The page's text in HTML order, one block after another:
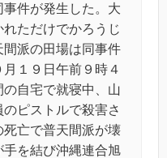
件が発生した。大
ただけでかろうじ
派の田場は同事件
１９日午前９時４
自宅で就寝中、山
ピストルで殺害さ
亡で普天間派が壊
を結び沖縄連合旭